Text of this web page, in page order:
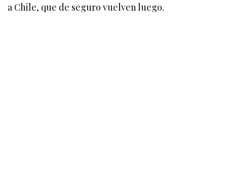
a Chile, que de seguro vuelven luego.